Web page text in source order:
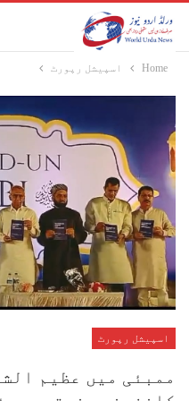
Home اسپیشل رپورٹ
اسپیشل رپورٹ
ممبئی میں عظیم